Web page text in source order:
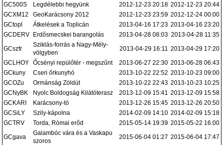
GC500S
Legdélebbi hegyünk 2012-12-23 20:18 2012-12-23 20:44
GCXM12
GeoKarácsony 2012 2012-12-23 23:59 2012-12-24 00:00
GCtopl
Átkelések a Toplicán 2013-04-16 17:23 2013-04-16 23:20
GCDERV Erdősmecskei barangolás 2013-04-28 08:03 2013-04-28 11:35
GCszfr
Sziklás-forrás a Nagy-Mély-
völgyben
2013-04-29 16:11
2013-04-29 17:20
GCLHOY
Őcsényi repülőtér - megszűnt 2013-06-27 22:30 2013-06-28 06:43
GCkuny
Cseri őrkunyhó 2013-10-22 22:52 2013-10-23 09:00
GCOZu
Ormánság Zöldút 2013-10-22 22:43 2013-10-23 10:25
GCNyBK
Nyolc Boldogság Kilátóterasz 2013-12-09 15:41
2013-12-09 15:58
GCKARI
Karácsony-tó 2013-12-26 15:45 2013-12-26 20:50
GCSiLY
Szily-kápolna 2014-02-09 14:10 2014-02-09 15:18
GCTRV
Torda, Római erőd 2015-05-14 19:39 2015-05-22 16:00
GCgava
Galambóc vára és a Vaskapu
szoros
2015-06-04 01:27 2015-06-04 17:47